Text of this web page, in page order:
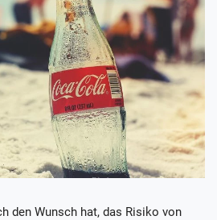
den Wunsch hat, das Risiko von